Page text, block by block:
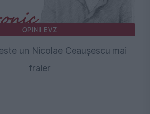
OPINII EVZ
un Nicolae Ceaușescu mai
fraier